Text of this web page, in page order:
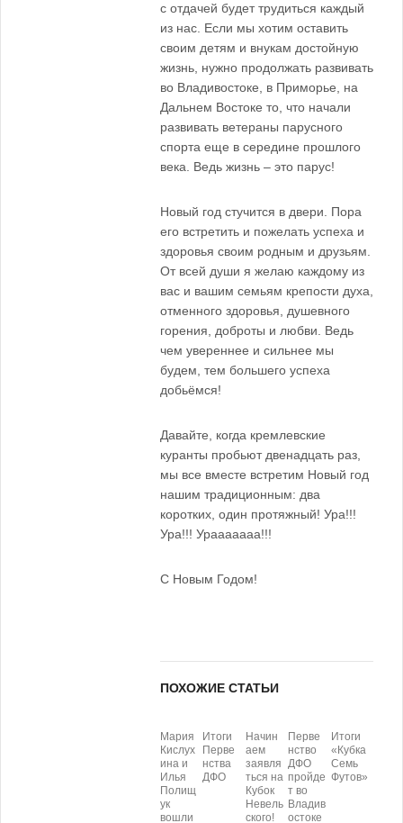
с отдачей будет трудиться каждый
из нас. Если мы хотим оставить
своим детям и внукам достойную
жизнь, нужно продолжать развивать
во Владивостоке, в Приморье, на
Дальнем Востоке то, что начали
развивать ветераны парусного
спорта еще в середине прошлого
века. Ведь жизнь – это парус!
Новый год стучится в двери. Пора
его встретить и пожелать успеха и
здоровья своим родным и друзьям.
От всей души я желаю каждому из
вас и вашим семьям крепости духа,
отменного здоровья, душевного
горения, доброты и любви. Ведь
чем увереннее и сильнее мы
будем, тем большего успеха
добьёмся!
Давайте, когда кремлевские
куранты пробьют двенадцать раз,
мы все вместе встретим Новый год
нашим традиционным: два
коротких, один протяжный! Ура!!!
Ура!!! Урааааааа!!!
С Новым Годом!
ПОХОЖИЕ СТАТЬИ
Мария
Кислух
ина и
Илья
Полищ
ук
вошли
Итоги
Перве
нства
ДФО
Начин
аем
заявля
ться на
Кубок
Невель
ского!
Перве
нство
ДФО
пройде
т во
Владив
остоке
Итоги
«Кубка
Семь
Футов»